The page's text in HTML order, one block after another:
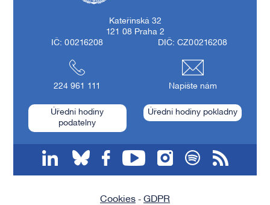
Kateřinská 32
121 08 Praha 2
IČ: 00216208
DIČ: CZ00216208
224 961 111 Napište nám
Úřední hodiny
podatelny
Úřední hodiny pokladny
Cookies - GDPR